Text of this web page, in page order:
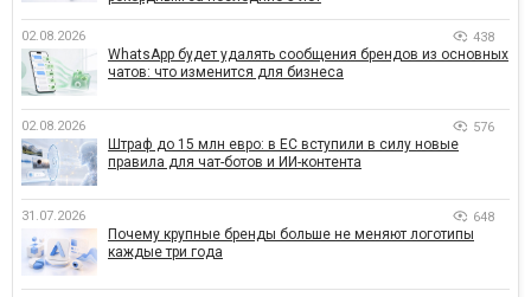
02.08.2026 438
WhatsApp будет удалять сообщения брендов из основных
чатов: что изменится для бизнеса
02.08.2026 576
Штраф до 15 млн евро: в ЕС вступили в силу новые
правила для чат-ботов и ИИ-контента
31.07.2026 648
Почему крупные бренды больше не меняют логотипы
каждые три года